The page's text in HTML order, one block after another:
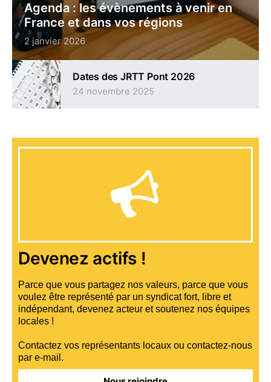
Agenda : les évènements à venir en
France et dans vos régions
2 janvier 2026
Dates des JRTT Pont 2026
24 novembre 2025
Devenez actifs !
Parce que vous partagez nos valeurs, parce que vous
voulez être représenté par un syndicat fort, libre et
indépendant, devenez acteur et soutenez nos équipes
locales !
Contactez vos représentants locaux ou contactez-nous
par e-mail.